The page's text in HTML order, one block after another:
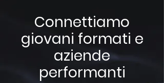
Connettiamo
giovani formati e
aziende
performanti